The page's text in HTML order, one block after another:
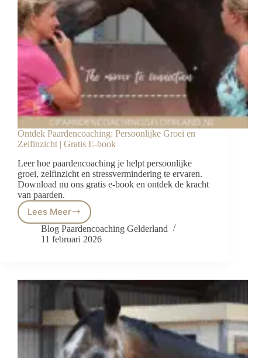
Ontdek Paardencoaching: Persoonlijke Groei en
Zelfinzicht | Gratis E-book
Leer hoe paardencoaching je helpt persoonlijke
groei, zelfinzicht en stressvermindering te ervaren.
Download nu ons gratis e-book en ontdek de kracht
van paarden.
Lees Meer
Ontdek
Paardencoaching:
Persoonlijke
|
Gratis
book
Blog Paardencoaching Gelderland
11 februari 2026